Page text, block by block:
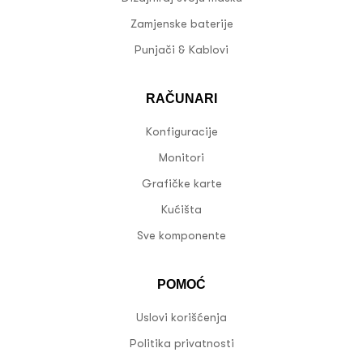
Zamjenske baterije
Punjači & Kablovi
RAČUNARI
Konfiguracije
Monitori
Grafičke karte
Kućišta
Sve komponente
POMOĆ
Uslovi korišćenja
Politika privatnosti